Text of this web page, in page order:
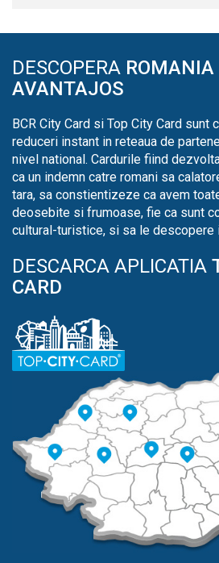
DESCOPERA
AVANTAJOS
BCR City Card si Top City Card sunt
reduceri instant in reteaua de
nivel national. Cardurile fiind
ca un indemn catre romani sa
tara, sa constientizeze ca avem
deosebite si frumoase, fie ca sunt
cultural-turistice, si sa le descopere
DESCARCA APLICATIA
CARD